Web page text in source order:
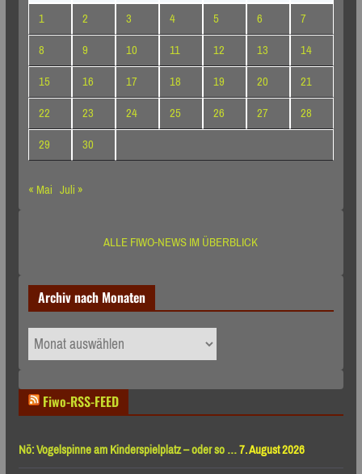
1
2 3 4 5 6
7
8
9 10 11 12 13
14
15
16 17 18 19 20
21
22
23 24 25 26 27
28
29
30
« Mai Juli »
ALLE FIWO-NEWS IM ÜBERBLICK
Archiv nach Monaten
Archiv
nach
Fiwo-RSS-FEED
Nö: Vogelspinne am Kinderspielplatz – oder so …7. August 2026